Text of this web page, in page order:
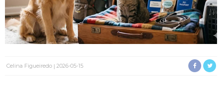
Celina Figueiredo 2026-05-15